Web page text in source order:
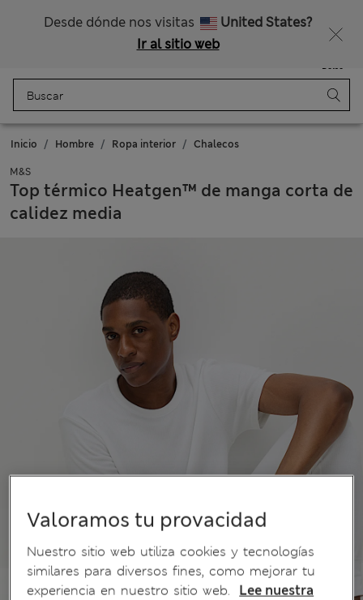
Desde dónde nos visitas
United States?
Ir al sitio web
Bolso
Inicio Hombre Ropa interior Chalecos
M&S
Top térmico Heatgen™ de manga corta de
calidez media
Valoramos tu provacidad
Nuestro sitio web utiliza cookies y tecnologías
similares para diversos fines, como mejorar tu
experiencia en nuestro sitio web.
Lee nuestra